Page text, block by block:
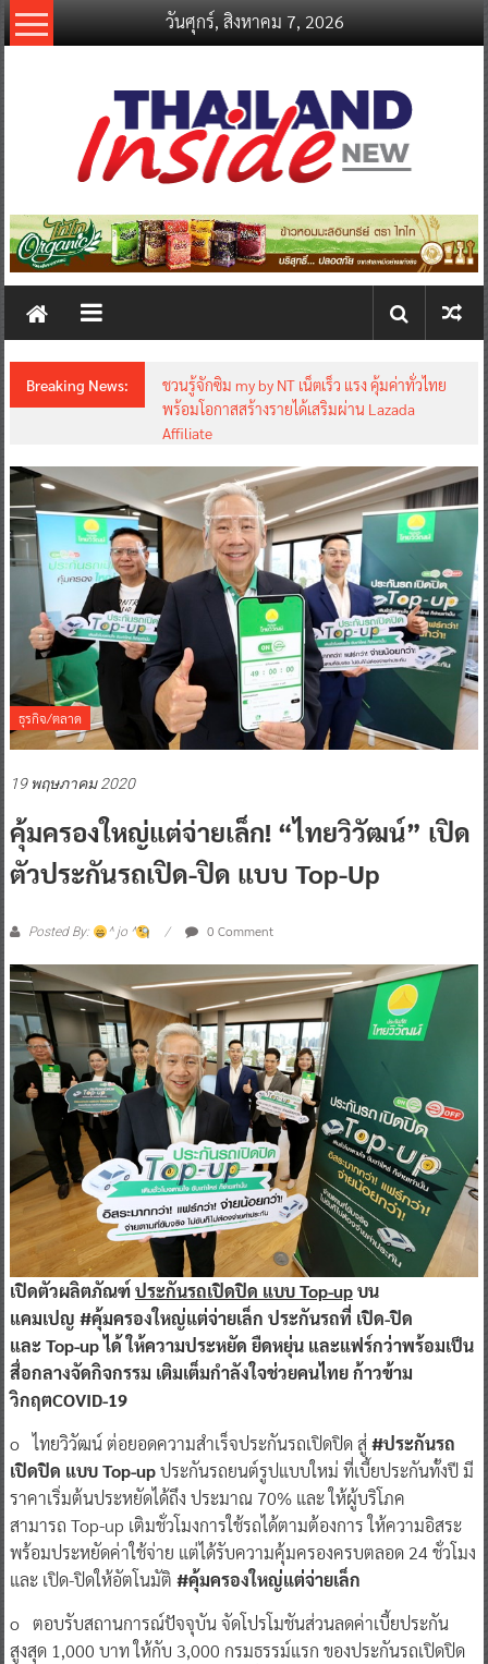
Skip
to
วันศุกร์, สิงหาคม 7, 2026
thailandinsidenew.com
Thailand
New
Breaking News:
ชวนรู้จักซิม my by NT เน็ตเร็ว แรง คุ้มค่าทั่วไทย
พร้อมโอกาสสร้างรายได้เสริมผ่าน Lazada
Affiliate
ธุรกิจ/ตลาด
19 พฤษภาคม 2020
คุ้มครองใหญ่แต่จ่ายเล็ก! “ไทยวิวัฒน์” เปิด
ตัวประกันรถเปิด-ปิด แบบ Top-Up
Posted By: ^ jo ^ 0 Comment
เปิดตัวผลิตภัณฑ์ประกันรถเปิดปิด แบบ Top-upบน
แคมเปญ #คุ้มครองใหญ่แต่จ่ายเล็ก ประกันรถที่ เปิด-ปิด
และ Top-up ได้ ให้ความประหยัด ยืดหยุ่น และแฟร์กว่าพร้อมเป็น
สื่อกลางจัดกิจกรรม เติมเต็มกำลังใจช่วยคนไทย ก้าวข้าม
วิกฤตCOVID-19
o ไทยวิวัฒน์ ต่อยอดความสำเร็จประกันรถเปิดปิด สู่#ประกันรถ
เปิดปิด แบบ Top-upประกันรถยนต์รูปแบบใหม่ ที่เบี้ยประกันทั้งปี มี
ราคาเริ่มต้นประหยัดได้ถึง ประมาณ 70% และ ให้ผู้บริโภค
สามารถ Top-up เติมชั่วโมงการใช้รถได้ตามต้องการ ให้ความอิสระ
พร้อมประหยัดค่าใช้จ่าย แต่ได้รับความคุ้มครองครบตลอด 24 ชั่วโมง
และ เปิด-ปิดให้อัตโนมัติ #คุ้มครองใหญ่แต่จ่ายเล็ก
o ตอบรับสถานการณ์ปัจจุบัน จัดโปรโมชันส่วนลดค่าเบี้ยประกัน
สูงสุด 1,000 บาท ให้กับ 3,000 กรมธรรม์แรก ของประกันรถเปิดปิด